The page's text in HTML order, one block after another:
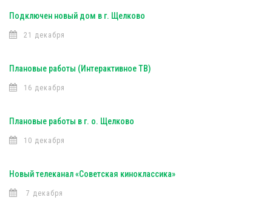
Подключен новый дом в г. Щелково
21 декабря
Плановые работы (Интерактивное ТВ)
16 декабря
Плановые работы в г. о. Щелково
10 декабря
Новый телеканал «Советская киноклассика»
7 декабря